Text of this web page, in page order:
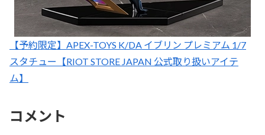
【予約限定】APEX-TOYS K/DA イブリン プレミアム 1/7
スタチュー【RIOT STORE JAPAN 公式取り扱いアイテ
ム】
コメント